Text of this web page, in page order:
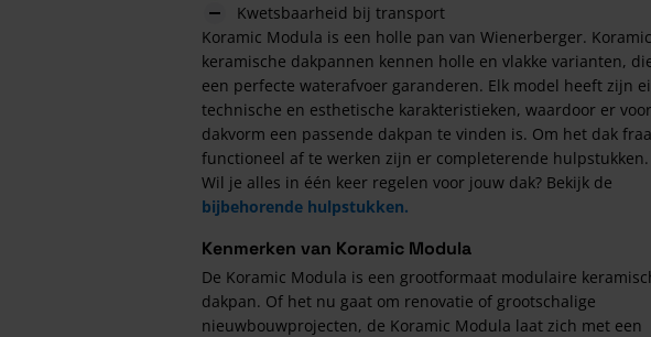
Kwetsbaarheid bij transport
Koramic Modula is een holle pan van Wienerberger. Koramic
keramische dakpannen kennen holle en vlakke varianten,
een perfecte waterafvoer garanderen. Elk model heeft zijn
technische en esthetische karakteristieken, waardoor er
dakvorm een passende dakpan te vinden is. Om het dak
functioneel af te werken zijn er completerende hulpstukken.
Wil je alles in één keer regelen voor jouw dak? Bekijk de
bijbehorende hulpstukken.
Kenmerken van Koramic Modula
De Koramic Modula is een grootformaat modulaire
dakpan. Of het nu gaat om renovatie of grootschalige
nieuwbouwprojecten, de Koramic Modula laat zich met een